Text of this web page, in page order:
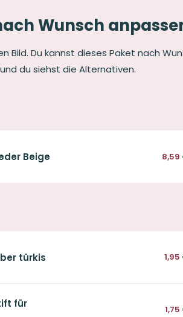
Wunsch
Du kannst dieses Paket nach
und du siehst die Alternativen.
Beige 8,59
türkis 1,95
für
1,75